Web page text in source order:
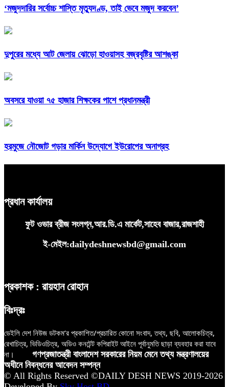
‘মজুদদারির সর্বোচ্চ শাস্তি মৃত্যুদণ্ড, তাই ভেবে মজুদ করবেন’
দুপুরের মধ্যে আট জেলায় ঝোড়ো হাওয়াসহ বজ্রবৃষ্টির আশঙ্কা
অবসরে যাওয়া ৭৫ হাজার শিক্ষকের পাশে প্রধানমন্ত্রী
হরমুজে নৌজোট গড়ার মার্কিন উদ্যোগে ইউরোপের অনাগ্রহ
প্রধান কার্যালয়
ফুট ওভার ব্রীজ সংলগ্ন,আর.ডি.এ মার্কেট,সাহেব বাজার,রাজশাহী
ই-মেইল:dailydeshnewsbd@gmail.com
প্রকাশক : রায়হান রোহান
বিঃদ্রঃ
ডেইলি দেশ নিউজ ডটকম’র প্রকাশিত/প্রচারিত কোনো সংবাদ, তথ্য, ছবি, আলোকচিত্র,
রেখাচিত্র, ভিডিওচিত্র, অডিও কনটেন্ট কপিরাইট আইনে পূর্বানুমতি ছাড়া ব্যবহার করা যাবে
না।
গণপ্রজাতন্ত্রী বাংলাদেশ সরকারের নিয়ম মেনে তথ্য মন্ত্রণালয়ের
অধীনে নিবন্ধনের আবেদন সম্পন্ন
© All Rights Reserved ©DAILY DESH NEWS 2019-2026